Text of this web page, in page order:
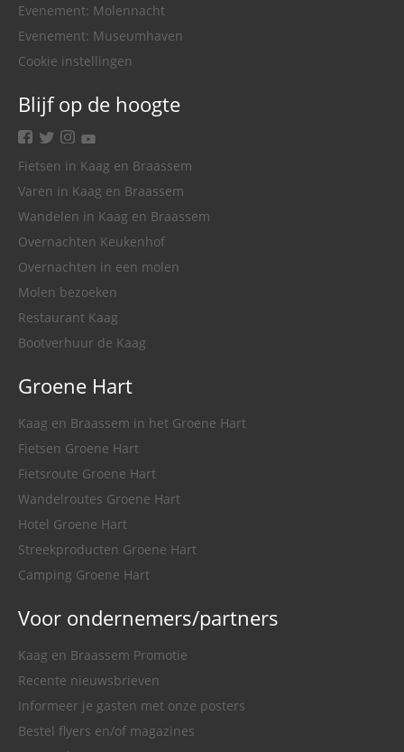
Evenement: Molennacht
Evenement: Museumhaven
Cookie instellingen
Blijf op de hoogte
facebook
twitterinstagram
youtube
Fietsen in Kaag en Braassem
Varen in Kaag en Braassem
Wandelen in Kaag en Braassem
Overnachten Keukenhof
Overnachten in een molen
Molen bezoeken
Restaurant Kaag
Bootverhuur de Kaag
Groene Hart
Kaag en Braassem in het Groene Hart
Fietsen Groene Hart
Fietsroute Groene Hart
Wandelroutes Groene Hart
Hotel Groene Hart
Streekproducten Groene Hart
Camping Groene Hart
Voor ondernemers/partners
Kaag en Braassem Promotie
Recente nieuwsbrieven
Informeer je gasten met onze posters
Bestel flyers en/of magazines